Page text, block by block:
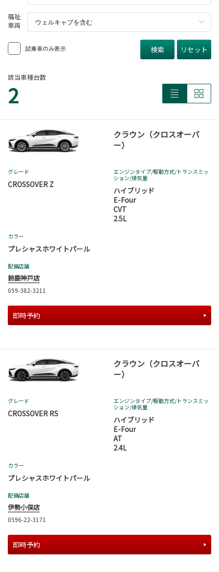
福祉
車両
試乗車のみ表示 検索 リセット
該当車種台数
2
クラウン（クロスオーバ
ー）
グレード
CROSSOVER Z
エンジンタイプ/駆動方式/トランスミッ
ション/排気量
ハイブリッド
E-Four
CVT
2.5L
カラー
プレシャスホワイトパール
配備店舗
鈴鹿神戸店
059-382-3211
即時予約
クラウン（クロスオーバ
ー）
グレード
CROSSOVER RS
エンジンタイプ/駆動方式/トランスミッ
ション/排気量
ハイブリッド
E-Four
AT
2.4L
カラー
プレシャスホワイトパール
配備店舗
伊勢小俣店
0596-22-3171
即時予約